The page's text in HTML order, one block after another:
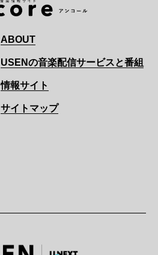
ABOUT
USENの音楽配信サービスと番組
情報サイト
サイトマップ